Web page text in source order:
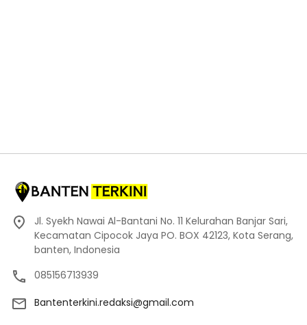
Jl. Syekh Nawai Al-Bantani No. 11 Kelurahan Banjar Sari,
Kecamatan Cipocok Jaya PO. BOX 42123, Kota Serang,
banten, Indonesia
085156713939
Bantenterkini.redaksi@gmail.com